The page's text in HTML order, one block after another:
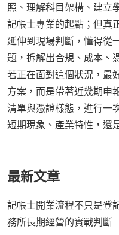
照、理解科目架構、建立
記帳士專業的起點；但真
延伸到現場判斷，懂得從
題，拆解出合規、成本、
若正在面對這個狀況，最
方案，而是帶著近幾期申
清單與憑證樣態，進行一
短期現象、產業特性，還
最新文章
記帳士開業流程不只是登
務所長期經營的實戰判斷